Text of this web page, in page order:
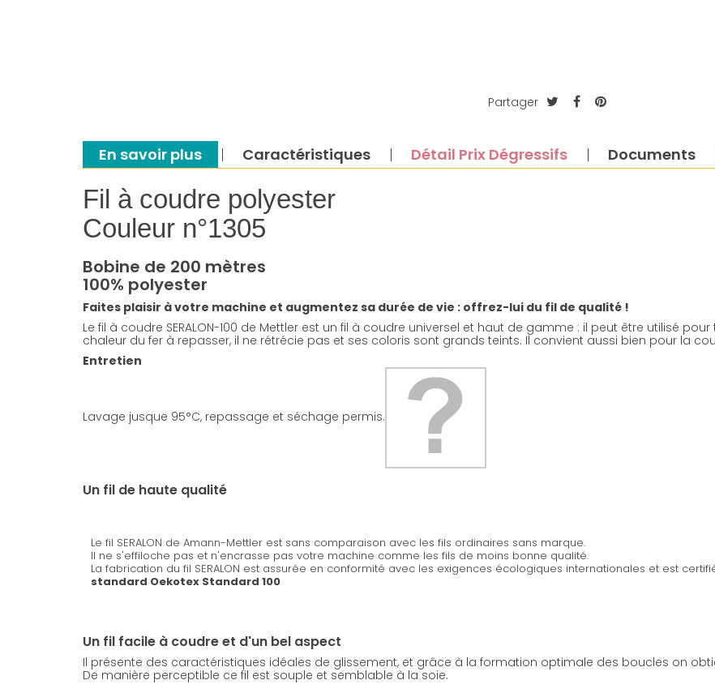
Partager
En savoir plus Caractéristiques Détail Prix Dégressifs Documents
Fil à coudre polyester
Couleur n°1305
Bobine de 200 mètres
100% polyester
Faites plaisir à votre machine et augmentez sa durée de vie : offrez-lui du fil de qualité !
Le fil à coudre SERALON-100 de Mettler est un fil à coudre universel et haut de gamme : il peut être utilisé
chaleur du fer à repasser, il ne rétrécie pas et ses coloris sont grands teints. Il convient aussi bien pour la
Entretien
Lavage jusque 95°C, repassage et séchage permis.
Un fil de haute qualité
Le fil SERALON de Amann-Mettler est sans comparaison avec les fils ordinaires sans marque.
Il ne s'effiloche pas et n'encrasse pas votre machine comme les fils de moins bonne qualité.
La fabrication du fil SERALON est assurée en conformité avec les exigences écologiques internationales et est
standard Oekotex Standard 100
Un fil facile à coudre et d'un bel aspect
Il présente des caractéristiques idéales de glissement, et grâce à la formation optimale des boucles on
De manière perceptible ce fil est souple et semblable à la soie.